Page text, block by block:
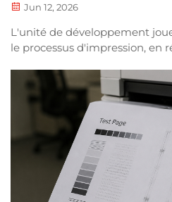
Jun 12, 2026
L'unité de développement
le processus d'impression, en
en fixant l'image avant son
Lorsque cette unité s'use, la
dégrade considérablement,